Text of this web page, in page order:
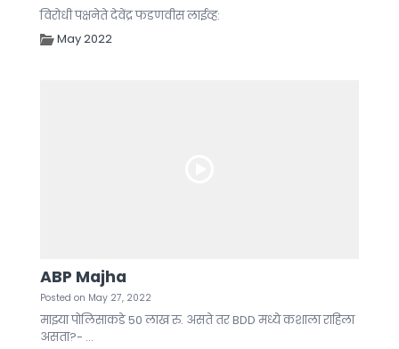
विरोधी पक्षनेते देवेंद्र फडणवीस लाईव्ह:
May 2022
ABP Majha
Posted on May 27, 2022
माझ्या पोलिसाकडे 50 लाख रु. असते तर BDD मध्ये कशाला राहिला
असता?- ...